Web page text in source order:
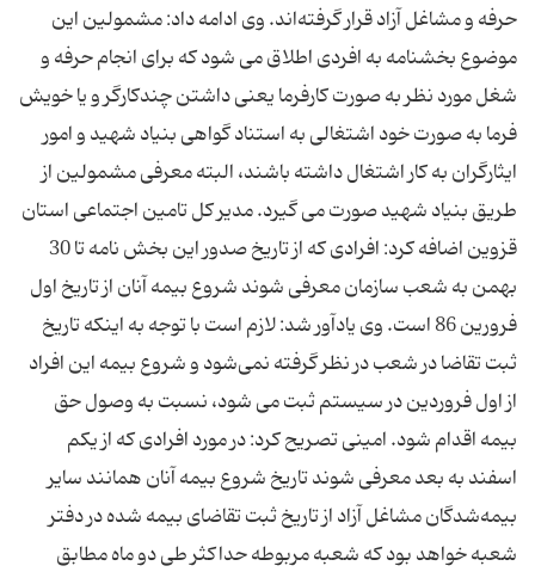
حرفه و مشاغل آزاد قرار گرفته‌اند. وی ادامه داد: مشمولین این
موضوع بخشنامه به افردی اطلاق می شود كه برای انجام حرفه و
شغل مورد نظر به صورت كارفرما یعنی داشتن چندكارگر و یا خویش
فرما به صورت خود اشتغالی به استناد گواهی بنیاد شهید و امور
ایثارگران به كار اشتغال داشته باشند، البته معرفی مشمولین از
طریق بنیاد شهید صورت می گیرد. مدیر كل تامین اجتماعی استان
قزوین اضافه كرد: افرادی كه از تاریخ صدور این بخش نامه تا 30
بهمن به شعب سازمان معرفی شوند شروع بیمه آنان از تاریخ اول
فرورین 86 است. وی یادآور شد: لازم است با توجه به اینكه تاریخ
ثبت تقاضا در شعب در نظر گرفته نمی‌شود و شروع بیمه این افراد
از اول فروردین در سیستم ثبت می شود، نسبت به وصول حق
بیمه اقدام شود. امینی تصریح كرد: در مورد افرادی كه از یكم
اسفند به بعد معرفی شوند تاریخ شروع بیمه آنان همانند سایر
بیمه‌شدگان مشاغل آزاد از تاریخ ثبت تقاضای بیمه شده در دفتر
شعبه خواهد بود كه شعبه مربوطه حداكثر طی دو ماه مطابق